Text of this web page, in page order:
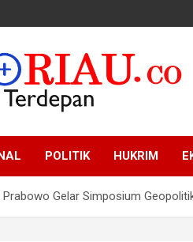
POLITIK HUKRIM
Prabowo Gelar Simposium